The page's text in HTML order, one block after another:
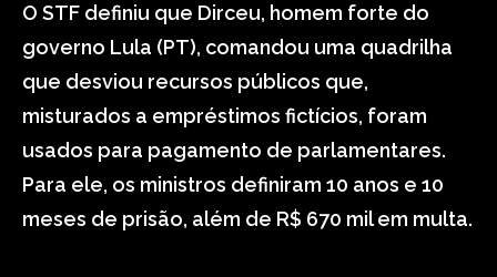
O STF definiu que Dirceu, homem forte do
governo Lula (PT), comandou uma quadrilha
que desviou recursos públicos que,
misturados a empréstimos fictícios, foram
usados para pagamento de parlamentares.
Para ele, os ministros definiram 10 anos e 10
meses de prisão, além de R$ 670 mil em multa.